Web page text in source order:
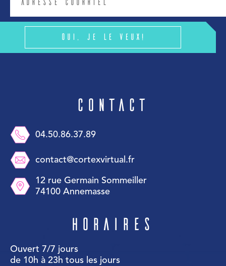
Oui, je le veux!
Contact
04.50.86.37.89
contact@cortexvirtual.fr
12 rue Germain Sommeiller
74100 Annemasse
Horaires
Ouvert 7/7 jours
de 10h à 23h tous les jours